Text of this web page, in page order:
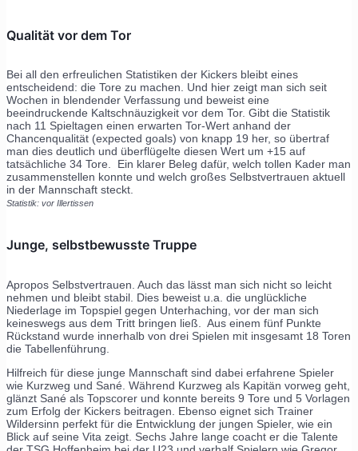
Qualität vor dem Tor
Bei all den erfreulichen Statistiken der Kickers bleibt eines
entscheidend: die Tore zu machen. Und hier zeigt man sich seit
Wochen in blendender Verfassung und beweist eine
beeindruckende Kaltschnäuzigkeit vor dem Tor. Gibt die Statistik
nach 11 Spieltagen einen erwarten Tor-Wert anhand der
Chancenqualität (expected goals) von knapp 19 her, so übertraf
man dies deutlich und überflügelte diesen Wert um +15 auf
tatsächliche 34 Tore. Ein klarer Beleg dafür, welch tollen Kader man
zusammenstellen konnte und welch großes Selbstvertrauen aktuell
in der Mannschaft steckt.
Statistik: vor Illertissen
Junge, selbstbewusste Truppe
Apropos Selbstvertrauen. Auch das lässt man sich nicht so leicht
nehmen und bleibt stabil. Dies beweist u.a. die unglückliche
Niederlage im Topspiel gegen Unterhaching, vor der man sich
keineswegs aus dem Tritt bringen ließ. Aus einem fünf Punkte
Rückstand wurde innerhalb von drei Spielen mit insgesamt 18 Toren
die Tabellenführung.
Hilfreich für diese junge Mannschaft sind dabei erfahrene Spieler
wie Kurzweg und Sané. Während Kurzweg als Kapitän vorweg geht,
glänzt Sané als Topscorer und konnte bereits 9 Tore und 5 Vorlagen
zum Erfolg der Kickers beitragen. Ebenso eignet sich Trainer
Wildersinn perfekt für die Entwicklung der jungen Spieler, wie ein
Blick auf seine Vita zeigt. Sechs Jahre lange coacht er die Talente